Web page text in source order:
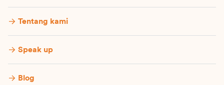
Tentang kami
Speak up
Blog